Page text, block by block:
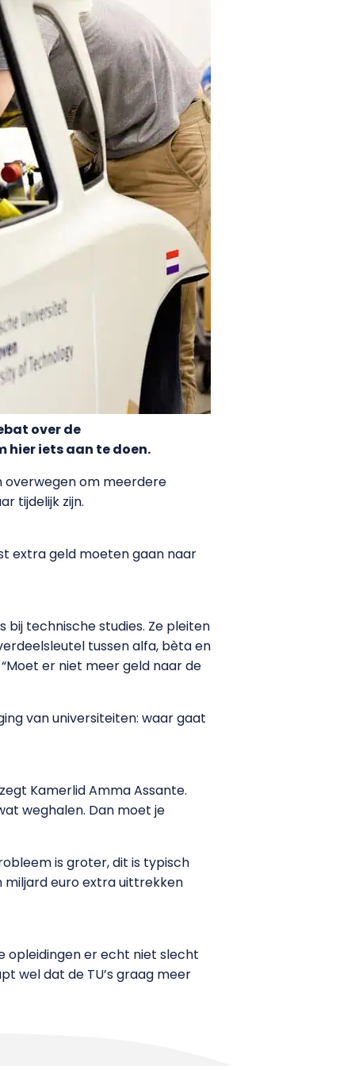
over de
hier iets aan te doen.
overwegen om meerdere
tijdelijk zijn.
extra geld moeten gaan naar
bij technische studies. Ze pleiten
tussen alfa, bèta en
“Moet er niet meer geld naar de
van universiteiten: waar gaat
Kamerlid Amma Assante.
weghalen. Dan moet je
is groter, dit is typisch
miljard euro extra uittrekken
opleidingen er echt niet slecht
wel dat de TU’s graag meer